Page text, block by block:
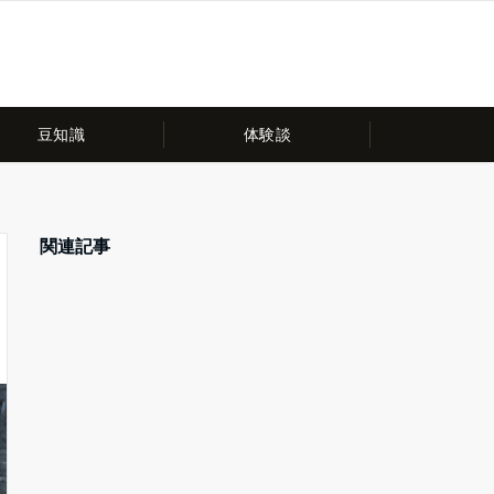
豆知識 体験談
関連記事